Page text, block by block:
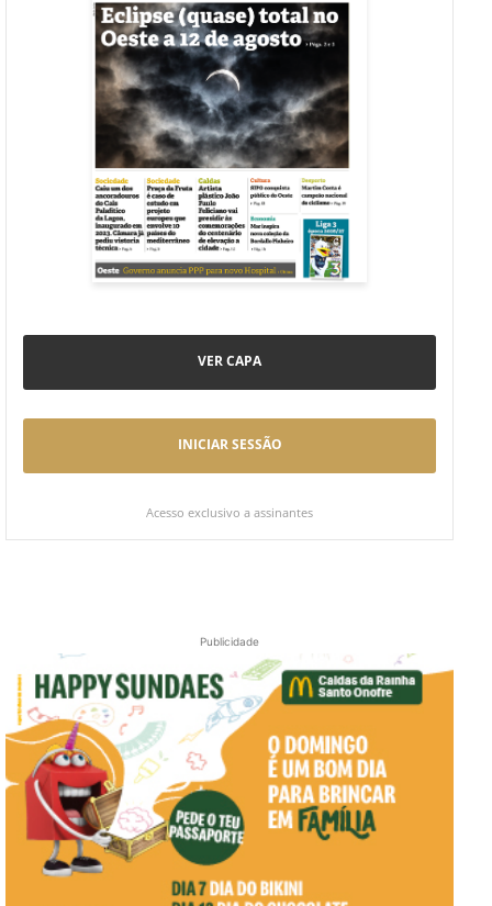
VER CAPA
INICIAR SESSÃO
Acesso exclusivo a assinantes
Publicidade